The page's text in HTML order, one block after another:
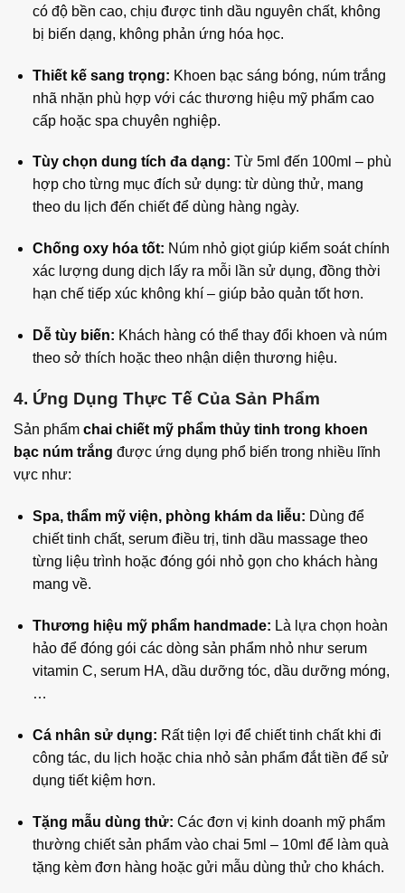
có độ bền cao, chịu được tinh dầu nguyên chất, không
bị biến dạng, không phản ứng hóa học.
Thiết kế sang trọng: Khoen bạc sáng bóng, núm trắng
nhã nhặn phù hợp với các thương hiệu mỹ phẩm cao
cấp hoặc spa chuyên nghiệp.
Tùy chọn dung tích đa dạng: Từ 5ml đến 100ml – phù
hợp cho từng mục đích sử dụng: từ dùng thử, mang
theo du lịch đến chiết để dùng hàng ngày.
Chống oxy hóa tốt: Núm nhỏ giọt giúp kiểm soát chính
xác lượng dung dịch lấy ra mỗi lần sử dụng, đồng thời
hạn chế tiếp xúc không khí – giúp bảo quản tốt hơn.
Dễ tùy biến: Khách hàng có thể thay đổi khoen và núm
theo sở thích hoặc theo nhận diện thương hiệu.
4. Ứng Dụng Thực Tế Của Sản Phẩm
Sản phẩm chai chiết mỹ phẩm thủy tinh trong khoen
bạc núm trắng được ứng dụng phổ biến trong nhiều lĩnh
vực như:
Spa, thẩm mỹ viện, phòng khám da liễu: Dùng để
chiết tinh chất, serum điều trị, tinh dầu massage theo
từng liệu trình hoặc đóng gói nhỏ gọn cho khách hàng
mang về.
Thương hiệu mỹ phẩm handmade: Là lựa chọn hoàn
hảo để đóng gói các dòng sản phẩm nhỏ như serum
vitamin C, serum HA, dầu dưỡng tóc, dầu dưỡng móng,
…
Cá nhân sử dụng: Rất tiện lợi để chiết tinh chất khi đi
công tác, du lịch hoặc chia nhỏ sản phẩm đắt tiền để sử
dụng tiết kiệm hơn.
Tặng mẫu dùng thử: Các đơn vị kinh doanh mỹ phẩm
thường chiết sản phẩm vào chai 5ml – 10ml để làm quà
tặng kèm đơn hàng hoặc gửi mẫu dùng thử cho khách.